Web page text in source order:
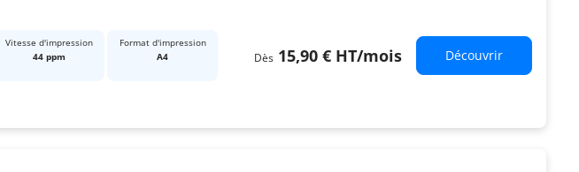
Vitesse d'impression
44 ppm
Format d'impression
A4
Dès 15,90 € HT/mois Découvrir